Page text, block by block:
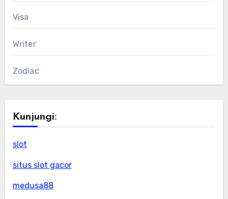
Visa
Writer
Zodiac
Kunjungi:
slot
situs slot gacor
medusa88